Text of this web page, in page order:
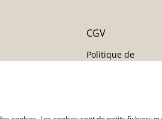
CGV
Politique de